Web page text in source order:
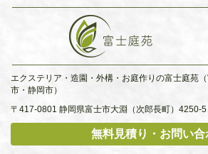
Skip
エクステリア・造園・外構・お庭作りの富士庭苑
市・静岡市）
〒417-0801 静岡県富士市大淵（次郎長町）4250-5
無料見積り・お問い合